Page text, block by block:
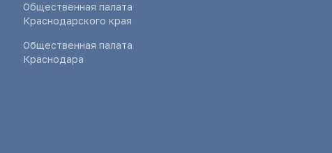
Общественная палата
Краснодарского края
Общественная палата
Краснодара